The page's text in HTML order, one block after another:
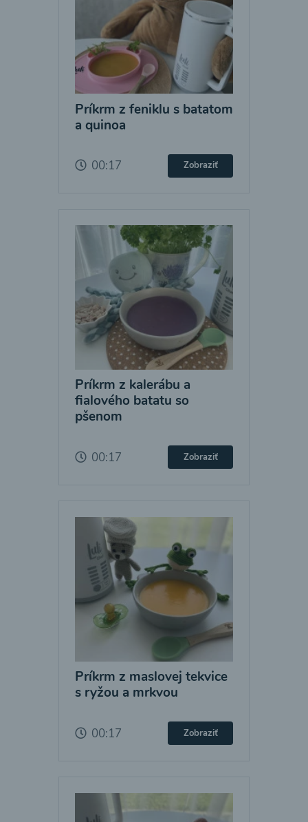
Príkrm z feniklu s batatom
a quinoa
00:17 Zobraziť
Príkrm z kalerábu a
fialového batatu so
pšenom
00:17 Zobraziť
Príkrm z maslovej tekvice
s ryžou a mrkvou
00:17 Zobraziť